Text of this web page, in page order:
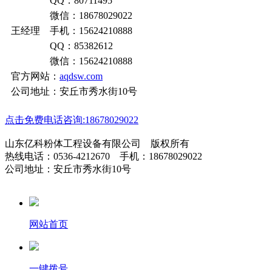
微信：18678029022
王经理 手机：15624210888
QQ：85382612
微信：15624210888
官方网站： aqdsw.com
公司地址：安丘市秀水街10号
点击免费电话咨询:18678029022
山东亿科粉体工程设备有限公司 版权所有
热线电话：0536-4212670 手机：18678029022
公司地址：安丘市秀水街10号
网站首页